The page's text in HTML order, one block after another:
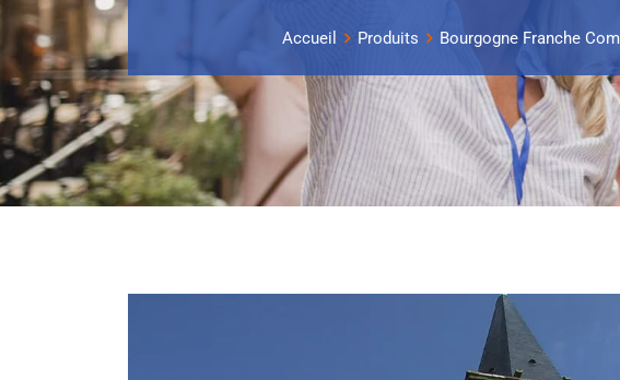
Accueil Produits Bourgogne Franche